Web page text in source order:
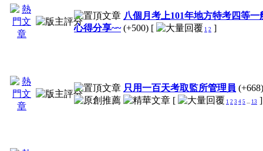
八個月考上101年地方特考四等一
心得分享~~ (+500) [ 1 2 ]
只用一百天考取監所管理員 (+668)
[
1 2 3 4 5 ... 13 ]